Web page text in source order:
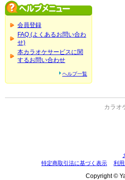
会員登録
FAQ (よくあるお問い合わ
せ)
本カラオケサービスに関
するお問い合わせ
ヘルプ一覧
カラオ
特定商取引法に基づく表示
利
Copyright ©